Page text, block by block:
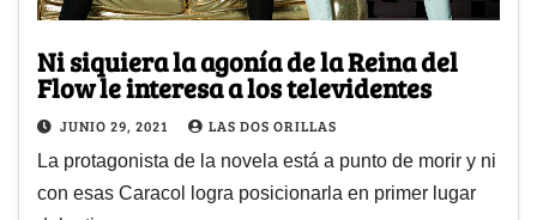
Ni siquiera la agonía de la Reina del
Flow le interesa a los televidentes
JUNIO 29, 2021 LAS DOS ORILLAS
La protagonista de la novela está a punto de morir y ni
con esas Caracol logra posicionarla en primer lugar